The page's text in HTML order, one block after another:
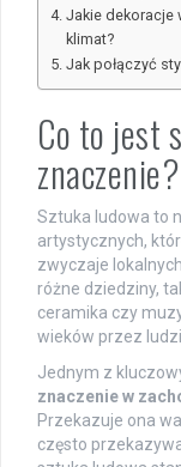
Jakie dekoracje
klimat?
Jak połączyć
Co to jest
znaczenie?
Sztuka ludowa to
artystycznych,
zwyczaje
różne dziedziny,
ceramika czy
wieków przez
Jednym z
znaczenie w
Przekazuje ona
często